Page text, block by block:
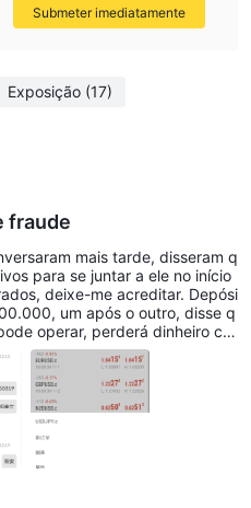
Exposição (17)
fraude
mais tarde, disseram q
para se juntar a ele no início
deixe-me acreditar. Depósi
um após o outro, disse q
operar, perderá dinheiro co
200.000 impostos desta vez, p
ver o futuro, não se deixe eng
Submeter imediatamente